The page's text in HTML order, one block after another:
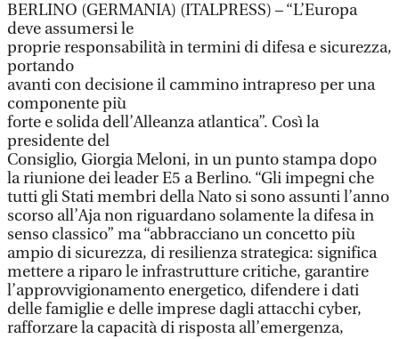
BERLINO (GERMANIA) (ITALPRESS) – “L’Europa
deve assumersi le
proprie responsabilità in termini di difesa e sicurezza,
portando
avanti con decisione il cammino intrapreso per una
componente più
forte e solida dell’Alleanza atlantica”. Così la
presidente del
Consiglio, Giorgia Meloni, in un punto stampa dopo
la riunione dei leader E5 a Berlino. “Gli impegni che
tutti gli Stati membri della Nato si sono assunti l’anno
scorso all’Aja non riguardano solamente la difesa in
senso classico” ma “abbracciano un concetto più
ampio di sicurezza, di resilienza strategica: significa
mettere a riparo le infrastrutture critiche, garantire
l’approvvigionamento energetico, difendere i dati
delle famiglie e delle imprese dagli attacchi cyber,
rafforzare la capacità di risposta all’emergenza,